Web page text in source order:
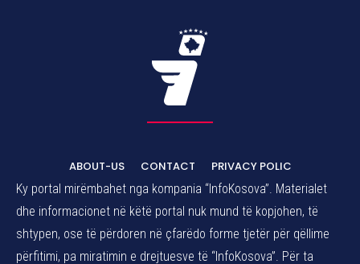
ABOUT-US CONTACT
PRIVACY POLIC
Ky portal mirëmbahet nga kompania “InfoKosova”. Materialet
dhe informacionet në këtë portal nuk mund të kopjohen, të
shtypen, ose të përdoren në çfarëdo forme tjetër për qëllime
përfitimi, pa miratimin e drejtuesve të “InfoKosova”. Për ta